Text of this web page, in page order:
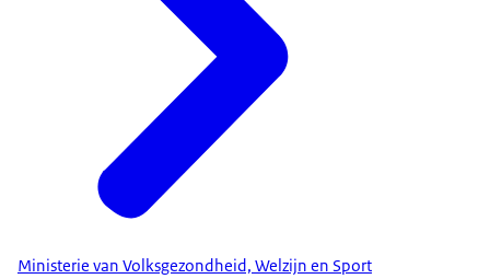
Ministerie van Volksgezondheid, Welzijn en Sport